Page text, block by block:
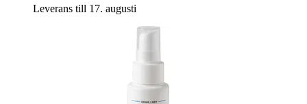
Leverans till 17. augusti